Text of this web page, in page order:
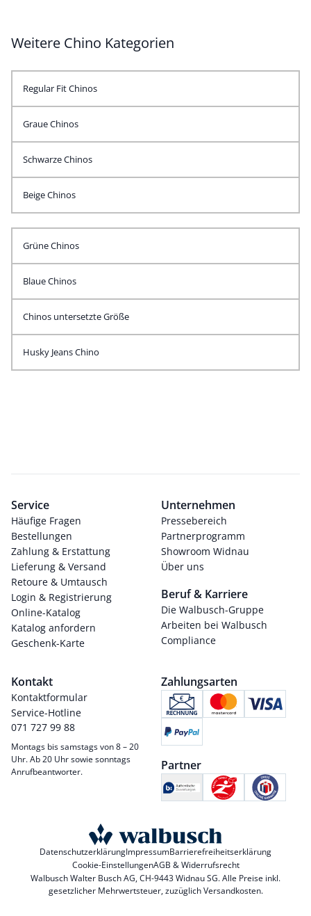
Weitere Chino Kategorien
Regular Fit Chinos
Graue Chinos
Schwarze Chinos
Beige Chinos
Grüne Chinos
Blaue Chinos
Chinos untersetzte Größe
Husky Jeans Chino
Service
Häufige Fragen
Bestellungen
Zahlung & Erstattung
Lieferung & Versand
Retoure & Umtausch
Login & Registrierung
Online-Katalog
Katalog anfordern
Geschenk-Karte
Unternehmen
Pressebereich
Partnerprogramm
Showroom Widnau
Über uns
Beruf & Karriere
Die Walbusch-Gruppe
Arbeiten bei Walbusch
Compliance
Kontakt
Kontaktformular
Service-Hotline
071 727 99 88
Montags bis samstags von 8 – 20
Uhr. Ab 20 Uhr sowie sonntags
Anrufbeantworter.
Zahlungsarten
Partner
DatenschutzerklärungImpressumBarrierefreiheitserklärung
Cookie-EinstellungenAGB & Widerrufsrecht
Walbusch Walter Busch AG, CH-9443 Widnau SG. Alle Preise inkl.
gesetzlicher Mehrwertsteuer, zuzüglichVersandkosten.